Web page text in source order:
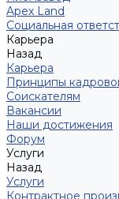
Apex Land
Социальная
Карьера
Назад
Карьера
Принципы
Соискателям
Вакансии
Наши достижения
Форум
Услуги
Назад
Услуги
Контрактное